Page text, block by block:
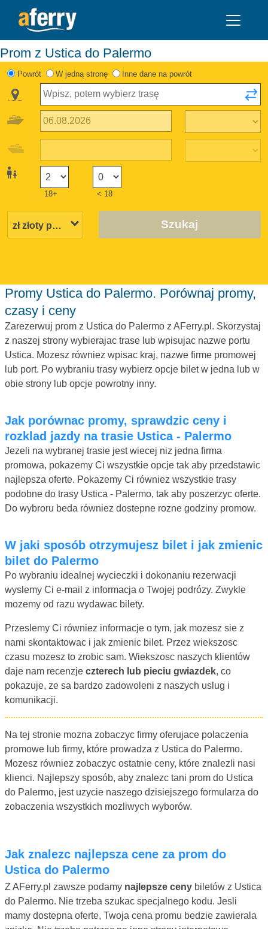
Prom z Ustica do Palermo
Powrót W jedną stronę Inne dane na powrót
18+ < 18
Szukaj
Promy Ustica do Palermo. Porównaj promy,
czasy i ceny
Zarezerwuj prom z Ustica do Palermo z AFerry.pl. Skorzystaj
z naszej strony wybierajac trase lub wpisujac nazwe portu
Ustica. Mozesz równiez wpisac kraj, nazwe firme promowej
lub port. Po wybraniu trasy wybierz opcje bilet w jedna lub w
obie strony lub opcje powrotny inny.
Jak porównac promy, sprawdzic ceny i
rozklad jazdy na trasie Ustica - Palermo
Jezeli na wybranej trasie jest wiecej niz jedna firma
promowa, pokazemy Ci wszystkie opcje tak aby przedstawic
najlepsza oferte. Pokazemy Ci równiez wszystkie trasy
podobne do trasy Ustica - Palermo, tak aby poszerzyc oferte.
Do wybroru beda równiez dostepne rozne godziny promow.
W jaki sposób otrzymujesz bilet i jak zmienic
bilet do Palermo
Po wybraniu idealnej wycieczki i dokonaniu rezerwacji
wyslemy Ci e-mail z informacja o Twojej podrózy. Zwykle
mozemy od razu wydawac bilety.
Przeslemy Ci równiez informacje o tym, jak mozesz sie z
nami skontaktowac i jak zmienic bilet. Przez wiekszosc
czasu mozesz to zrobic sam. Wiekszosc naszych klientów
daje nam recenzje czterech lub pieciu gwiazdek, co
pokazuje, ze sa bardzo zadowoleni z naszych uslug i
komunikacji.
Na tej stronie mozna zobaczyc firmy oferujace polaczenia
promowe lub firmy, które prowadza z Ustica do Palermo.
Mozesz równiez zobaczyc ostatnie ceny, które znalezli nasi
klienci. Najlepszy sposób, aby znalezc tani prom do Ustica
do Palermo, jest uzycie naszego dzisiejszego formularza do
zobaczenia wszystkich mozliwych wyborów.
Jak znalezc najlepsza cene za prom do
Ustica do Palermo
Z AFerry.pl zawsze podamy najlepsze ceny biletów z Ustica
do Palermo. Nie trzeba szukac specjalnego kodu. Jesli
mamy dostepna oferte, Twoja cena promu bedzie zawierala